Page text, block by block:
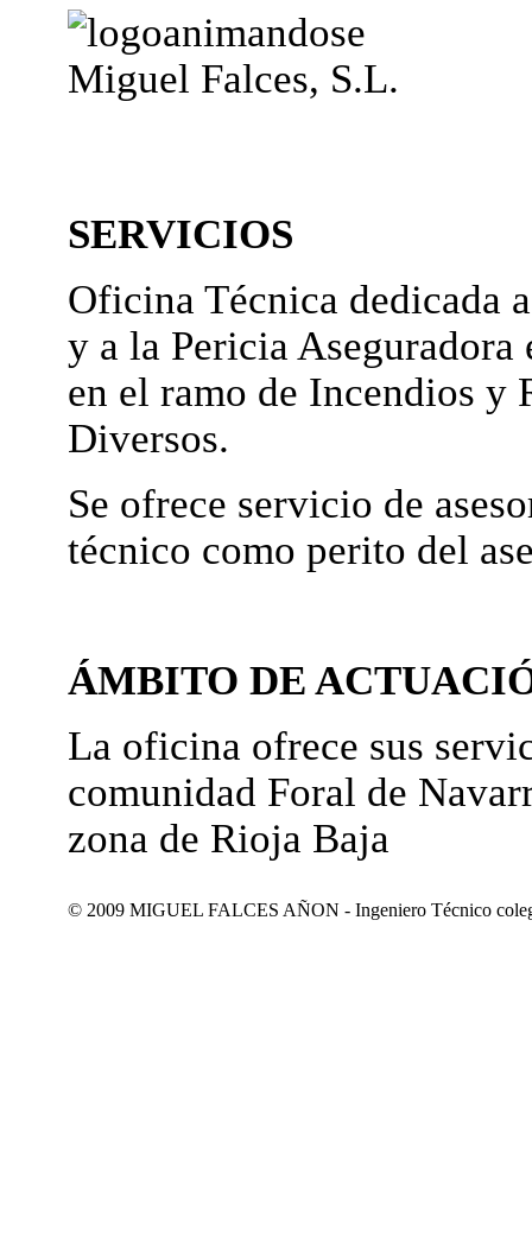
Miguel Falces, S.L.
SERVICIOS
Oficina Técnica dedicada
y a la Pericia Aseguradora
en el ramo de Incendios y
Diversos.
Se ofrece servicio de
técnico como perito del
ÁMBITO DE
La oficina ofrece sus
comunidad Foral de
zona de Rioja Baja
© 2009 MIGUEL FALCES AÑON - Ingeniero Técnico